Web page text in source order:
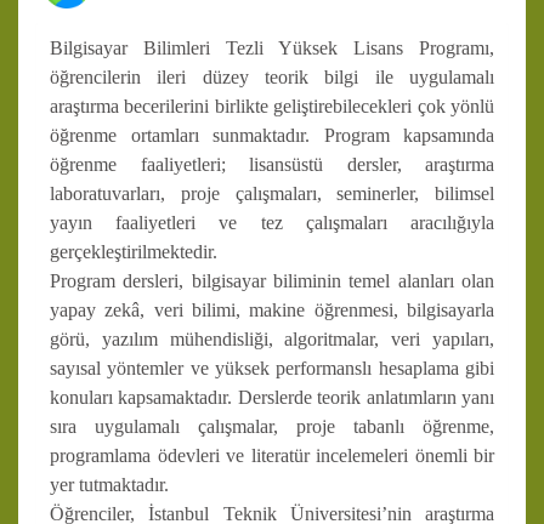
Bilgisayar Bilimleri Tezli Yüksek Lisans Programı,
öğrencilerin ileri düzey teorik bilgi ile uygulamalı
araştırma becerilerini birlikte geliştirebilecekleri çok yönlü
öğrenme ortamları sunmaktadır. Program kapsamında
öğrenme faaliyetleri; lisansüstü dersler, araştırma
laboratuvarları, proje çalışmaları, seminerler, bilimsel
yayın faaliyetleri ve tez çalışmaları aracılığıyla
gerçekleştirilmektedir.
Program dersleri, bilgisayar biliminin temel alanları olan
yapay zekâ, veri bilimi, makine öğrenmesi, bilgisayarla
görü, yazılım mühendisliği, algoritmalar, veri yapıları,
sayısal yöntemler ve yüksek performanslı hesaplama gibi
konuları kapsamaktadır. Derslerde teorik anlatımların yanı
sıra uygulamalı çalışmalar, proje tabanlı öğrenme,
programlama ödevleri ve literatür incelemeleri önemli bir
yer tutmaktadır.
Öğrenciler, İstanbul Teknik Üniversitesi’nin araştırma